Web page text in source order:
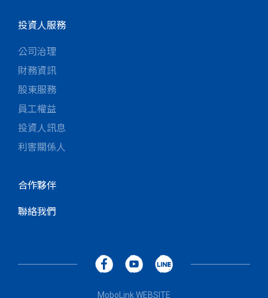
投資人服務
公司治理
財務資訊
股東服務
員工權益
投資人訊息
利害關係人
合作夥伴
聯絡我們
MoboLink WEBSITE